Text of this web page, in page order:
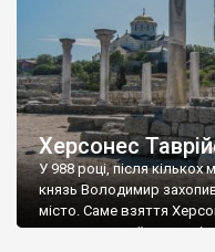
Херсонес
У 988 році, після кількох
князь Володимир
місто. Саме взяття
диктувати свої умови